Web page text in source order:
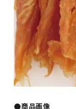
●商品画像